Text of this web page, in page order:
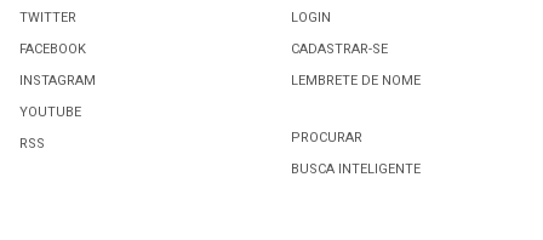
TWITTER
FACEBOOK
INSTAGRAM
YOUTUBE
RSS
LOGIN
CADASTRAR-SE
LEMBRETE DE NOME
PROCURAR
BUSCA INTELIGENTE